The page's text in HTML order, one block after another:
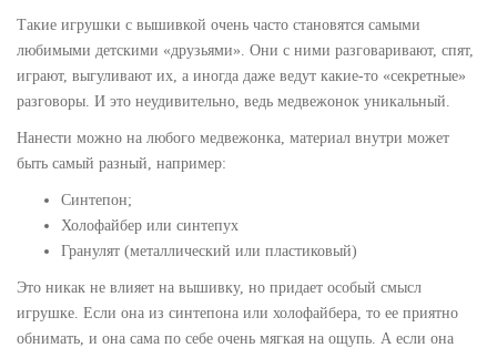
Такие игрушки с вышивкой очень часто становятся самыми
любимыми детскими «друзьями». Они с ними разговаривают, спят,
играют, выгуливают их, а иногда даже ведут какие-то «секретные»
разговоры. И это неудивительно, ведь медвежонок уникальный.
Нанести можно на любого медвежонка, материал внутри может
быть самый разный, например:
Синтепон;
Холофайбер или синтепух
Гранулят (металлический или пластиковый)
Это никак не влияет на вышивку, но придает особый смысл
игрушке. Если она из синтепона или холофайбера, то ее приятно
обнимать, и она сама по себе очень мягкая на ощупь. А если она